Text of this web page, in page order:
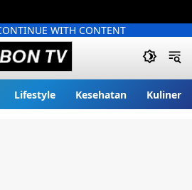
WITH CONTENT
Lifestyle Kesehatan Kuliner